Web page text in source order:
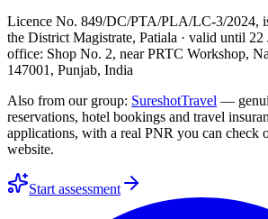
Licence No. 849/DC/PTA/PLA/LC-3/2024,
the District Magistrate, Patiala · valid until 22
office: Shop No. 2, near PRTC Workshop,
147001, Punjab, India
Also from our group: SureshotTravel —
reservations, hotel bookings and travel
applications, with a real PNR you can check
website.
Start assessment